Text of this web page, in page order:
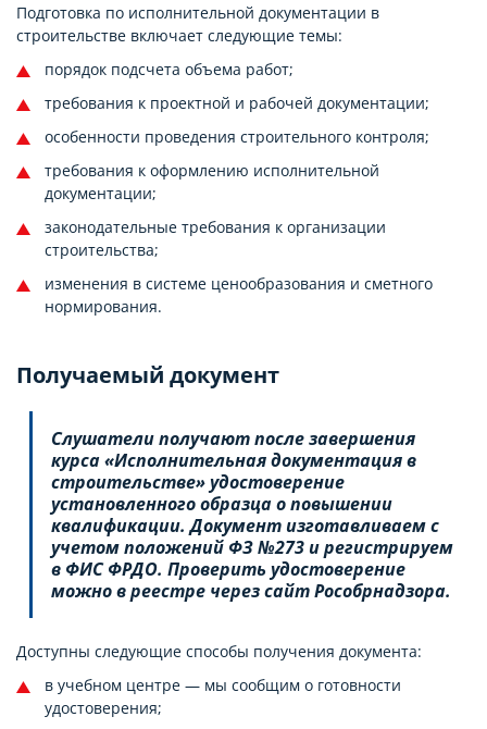
Подготовка по исполнительной документации в
строительстве включает следующие темы:
порядок подсчета объема работ;
требования к проектной и рабочей документации;
особенности проведения строительного контроля;
требования к оформлению исполнительной
документации;
законодательные требования к организации
строительства;
изменения в системе ценообразования и сметного
нормирования.
Получаемый документ
Слушатели получают после завершения
курса «Исполнительная документация в
строительстве» удостоверение
установленного образца о повышении
квалификации. Документ изготавливаем с
учетом положений ФЗ №273 и регистрируем
в ФИС ФРДО. Проверить удостоверение
можно в реестре через сайт Рособрнадзора.
Доступны следующие способы получения документа:
в учебном центре — мы сообщим о готовности
удостоверения;